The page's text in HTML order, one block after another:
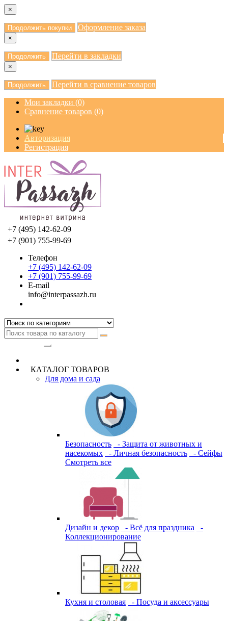
×
Продолжить покупки Оформление заказа
×
Продолжить Перейти в закладки
×
Продолжить Перейти в сравнение товаров
Мои закладки (0)
Сравнение товаров (0)
Авторизация
Регистрация
+7 (495) 142-62-09
+7 (901) 755-99-69
Телефон
+7 (495) 142-62-09
+7 (901) 755-99-69
E-mail
info@interpassazh.ru
КАТАЛОГ ТОВАРОВ
Для дома и сада
Безопасность
- Защита от животных и
насекомых
- Личная безопасность
- Сейфы
Смотреть все
Дизайн и декор - Всё для праздника
-
Коллекционирование
Кухня и столовая - Посуда и аксессуары